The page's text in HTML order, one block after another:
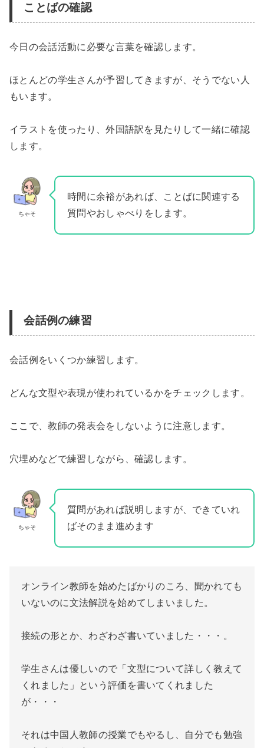
ことばの確認
今日の会話活動に必要な言葉を確認します。
ほとんどの学生さんが予習してきますが、そうでない人
もいます。
イラストを使ったり、外国語訳を見たりして一緒に確認
します。
ちゃそ
時間に余裕があれば、ことばに関連する
質問やおしゃべりをします。
会話例の練習
会話例をいくつか練習します。
どんな文型や表現が使われているかをチェックします。
ここで、教師の発表会をしないように注意します。
穴埋めなどで練習しながら、確認します。
ちゃそ
質問があれば説明しますが、できていれ
ばそのまま進めます
オンライン教師を始めたばかりのころ、聞かれても
いないのに文法解説を始めてしまいました。
接続の形とか、わざわざ書いていました・・・。
学生さんは優しいので「文型について詳しく教えて
くれました」という評価を書いてくれました
が・・・
それは中国人教師の授業でもやるし、自分でも勉強